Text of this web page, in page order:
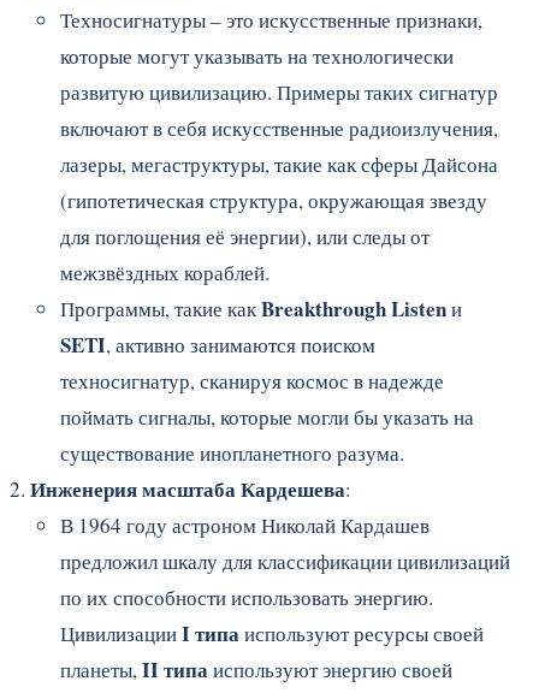
Техносигнатуры – это искусственные признаки,
которые могут указывать на технологически
развитую цивилизацию. Примеры таких сигнатур
включают в себя искусственные радиоизлучения,
лазеры, мегаструктуры, такие как сферы Дайсона
(гипотетическая структура, окружающая звезду
для поглощения её энергии), или следы от
межзвёздных кораблей.
Программы, такие какBreakthrough Listenи
SETI, активно занимаются поиском
техносигнатур, сканируя космос в надежде
поймать сигналы, которые могли бы указать на
существование инопланетного разума.
Инженерия масштаба Кардешева:
В 1964 году астроном Николай Кардашев
предложил шкалу для классификации цивилизаций
по их способности использовать энергию.
ЦивилизацииI типаиспользуют ресурсы своей
планеты,II типаиспользуют энергию своей